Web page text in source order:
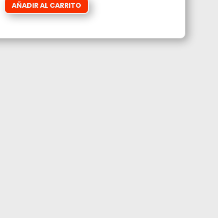
AÑADIR AL CARRITO